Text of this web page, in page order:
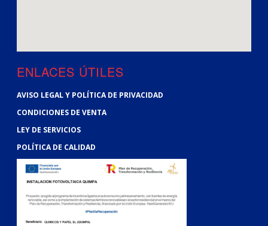
ENLACES ÚTILES
AVISO LEGAL Y POLÍTICA DE PRIVACIDAD
CONDICIONES DE VENTA
LEY DE SERVICIOS
POLÍTICA DE CALIDAD